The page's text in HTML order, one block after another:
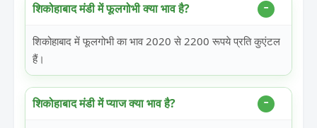
शिकोहाबाद मंडी में फूलगोभी क्या भाव है?
शिकोहाबाद में फूलगोभी का भाव 2020 से 2200 रूपये प्रति कुएंटल
हैं।
शिकोहाबाद मंडी में प्याज क्या भाव है?